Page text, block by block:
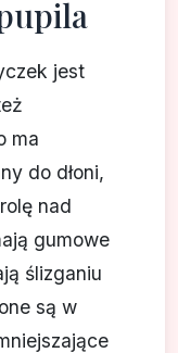
jest
ma
do dłoni,
nad
gumowe
ślizganiu
są w